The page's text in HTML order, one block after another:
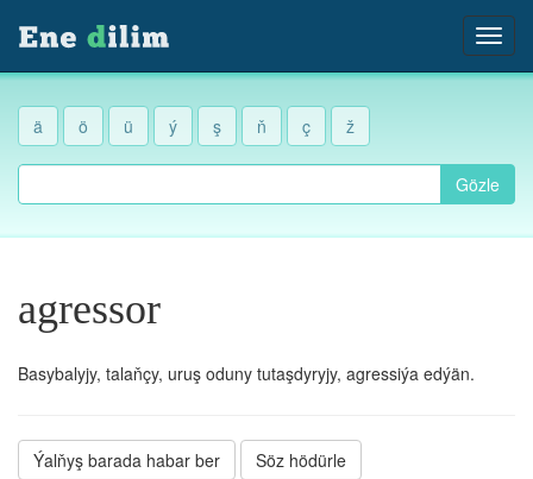
ä ö ü ý ş ň ç ž
Gözle
agressor
Basybalyjy, talaňçy, uruş oduny tutaşdyryjy, agressiýa edýän.
Ýalňyş barada habar ber Söz hödürle